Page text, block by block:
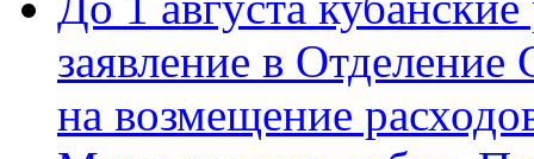
заявление в
на возмещение